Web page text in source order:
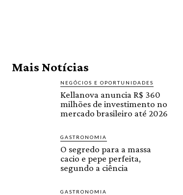
Mais Notícias
NEGÓCIOS E OPORTUNIDADES
Kellanova anuncia R$ 360
milhões de investimento no
mercado brasileiro até 2026
GASTRONOMIA
O segredo para a massa
cacio e pepe perfeita,
segundo a ciência
GASTRONOMIA